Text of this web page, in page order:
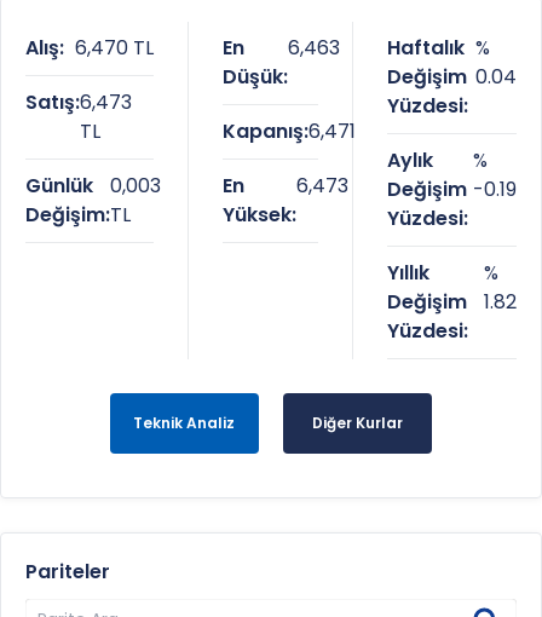
Alış: 6,470 TL
Satış:6,473
TL
Günlük
Değişim:
0,003
TL
En
Düşük:
6,463
Kapanış:6,471
En
Yüksek:
6,473
Haftalık
Değişim
Yüzdesi:
%
0.04
Aylık
Değişim
Yüzdesi:
%
-0.19
Yıllık
Değişim
Yüzdesi:
%
1.82
Teknik Analiz Diğer Kurlar
Pariteler